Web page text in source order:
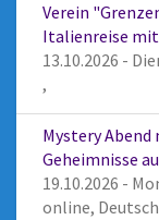
Verein
Italienreise
13.10.2026 -
,
Mystery
Geheimnisse
19.10.2026 -
online,